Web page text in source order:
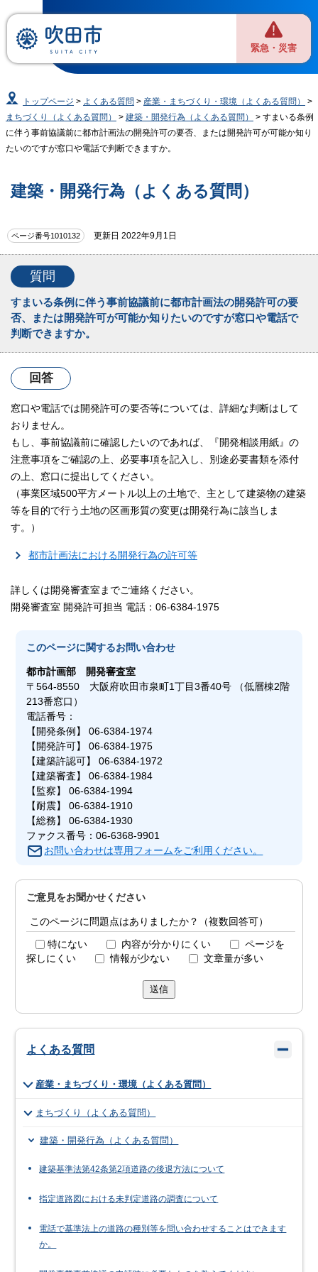
緊急・災害
トップページ > よくある質問 > 産業・まちづくり・環境（よくある質問）
>
まちづくり（よくある質問）
> 建築・開発行為（よくある質問）
> すまいる条例
に伴う事前協議前に都市計画法の開発許可の要否、または開発許可が可能か知り
たいのですが窓口や電話で判断できますか。
建築・開発行為（よくある質問）
ページ番号1010132 更新日 2022年9月1日
質問
すまいる条例に伴う事前協議前に都市計画法の開発許可の要
否、または開発許可が可能か知りたいのですが窓口や電話で
判断できますか。
回答
窓口や電話では開発許可の要否等については、詳細な判断はして
おりません。
もし、事前協議前に確認したいのであれば、『開発相談用紙』の
注意事項をご確認の上、必要事項を記入し、別途必要書類を添付
の上、窓口に提出してください。
（事業区域500平方メートル以上の土地で、主として建築物の建築
等を目的で行う土地の区画形質の変更は開発行為に該当しま
す。）
都市計画法における開発行為の許可等
詳しくは開発審査室までご連絡ください。
開発審査室 開発許可担当 電話：06-6384-1975
このページに関するお問い合わせ
都市計画部
開発審査室
〒564-8550 大阪府吹田市泉町1丁目3番40号 （低層棟2階
213番窓口）
電話番号：
【開発条例】 06-6384-1974
【開発許可】 06-6384-1975
【建築許認可】 06-6384-1972
【建築審査】 06-6384-1984
【監察】 06-6384-1994
【耐震】 06-6384-1910
【総務】 06-6384-1930
ファクス番号：06-6368-9901
お問い合わせは専用フォームをご利用ください。
ご意見をお聞かせください
このページに問題点はありましたか？（複数回答可）
特にない 内容が分かりにくい
ページを
探しにくい
情報が少ない 文章量が多い
送信
よくある質問
産業・まちづくり・環境（よくある質問）
まちづくり（よくある質問）
建築・開発行為（よくある質問）
建築基準法第42条第2項道路の後退方法について
指定道路図における未判定道路の調査について
電話で基準法上の道路の種別等を問い合わせすることはできます
か。